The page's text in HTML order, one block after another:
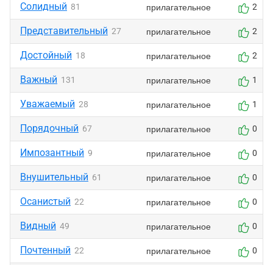
Солидный 81 прилагательное 2
Представительный 27 прилагательное 2
Достойный 18 прилагательное 2
Важный 131 прилагательное 1
Уважаемый 28 прилагательное 1
Порядочный 67 прилагательное 0
Импозантный 9 прилагательное 0
Внушительный 61 прилагательное 0
Осанистый 22 прилагательное 0
Видный 49 прилагательное 0
Почтенный 22 прилагательное 0